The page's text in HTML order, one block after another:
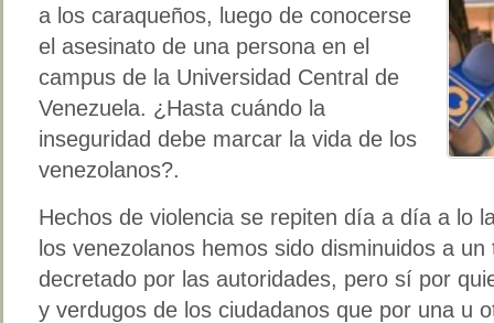
a los caraqueños, luego de conocerse
el asesinato de una persona en el
campus de la Universidad Central de
Venezuela. ¿Hasta cuándo la
inseguridad debe marcar la vida de los
venezolanos?.
Hechos de violencia se repiten día a día a lo
los venezolanos hemos sido disminuidos a
decretado por las autoridades, pero sí por
y verdugos de los ciudadanos que por una u